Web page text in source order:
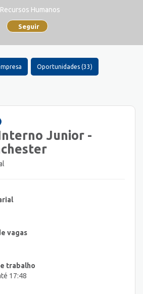
Recursos Humanos
Seguir
Oportunidades (33)
Junior -
vagas
trabalho
17:48